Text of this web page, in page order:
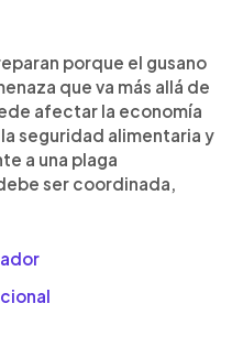
porque el gusano
que va más allá de
afectar la economía
seguridad alimentaria y
a una plaga
ser coordinada,